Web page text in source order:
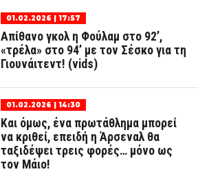
01.02.2026 | 17:57
Απίθανο γκολ η Φούλαμ στο 92’,
«τρέλα» στο 94’ με τον Σέσκο για τη
Γιουνάιτεντ! (vids)
01.02.2026 | 14:30
Και όμως, ένα πρωτάθλημα μπορεί
να κριθεί, επειδή η Άρσεναλ θα
ταξιδέψει τρεις φορές… μόνο ως
τον Μάιο!